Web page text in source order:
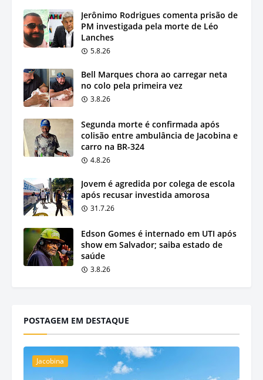
Jerônimo Rodrigues comenta prisão de
PM investigada pela morte de Léo
Lanches
5.8.26
Bell Marques chora ao carregar neta
no colo pela primeira vez
3.8.26
Segunda morte é confirmada após
colisão entre ambulância de Jacobina e
carro na BR-324
4.8.26
Jovem é agredida por colega de escola
após recusar investida amorosa
31.7.26
Edson Gomes é internado em UTI após
show em Salvador; saiba estado de
saúde
3.8.26
POSTAGEM EM DESTAQUE
Jacobina